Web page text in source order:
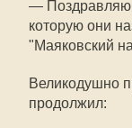
— Поздравляю
которую они
"Маяковский
Великодушно
продолжил: